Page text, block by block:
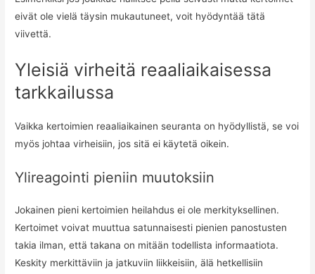
eivät ole vielä täysin mukautuneet, voit hyödyntää tätä
viivettä.
Yleisiä virheitä reaaliaikaisessa
tarkkailussa
Vaikka kertoimien reaaliaikainen seuranta on hyödyllistä, se voi
myös johtaa virheisiin, jos sitä ei käytetä oikein.
Ylireagointi pieniin muutoksiin
Jokainen pieni kertoimien heilahdus ei ole merkityksellinen.
Kertoimet voivat muuttua satunnaisesti pienien panostusten
takia ilman, että takana on mitään todellista informaatiota.
Keskity merkittäviin ja jatkuviin liikkeisiin, älä hetkellisiin